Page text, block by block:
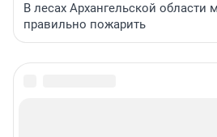
В лесах Архангельской области
правильно пожарить